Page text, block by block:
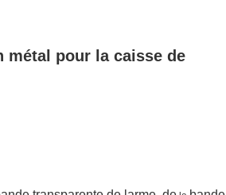
métal pour la caisse de